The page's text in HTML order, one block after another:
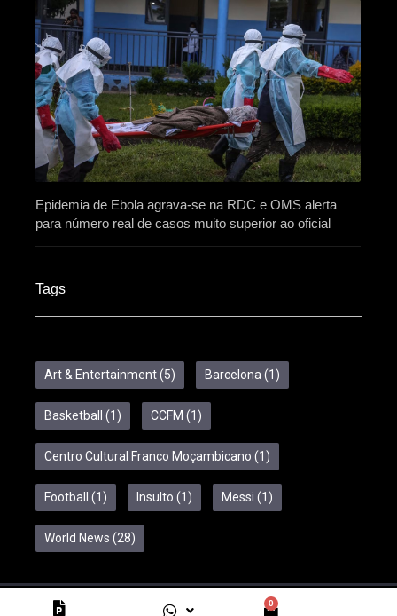
0
Epidemia de Ebola agrava-se na RDC e OMS alerta
para número real de casos muito superior ao oficial
Tags
Art & Entertainment(5) Barcelona(1)
Basketball (1) CCFM (1)
Centro Cultural Franco Moçambicano (1)
Football (1) Insulto (1) Messi (1)
World News (28)
Copyright © 2024 Feelcom. All Rights Reserved.